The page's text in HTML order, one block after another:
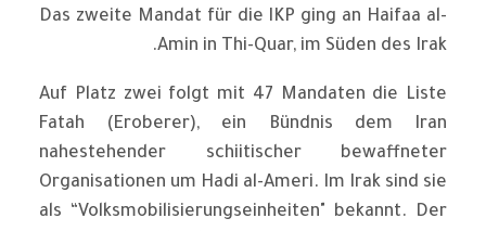
Das zweite Mandat für die IKP ging an Haifaa al-
Amin in Thi-Quar, im Süden des Irak.
Auf Platz zwei folgt mit 47 Mandaten die Liste
Fatah (Eroberer), ein Bündnis dem Iran
nahestehender schiitischer bewaffneter
Organisationen um Hadi al-Ameri. Im Irak sind sie
als “Volksmobilisierungseinheiten" bekannt. Der